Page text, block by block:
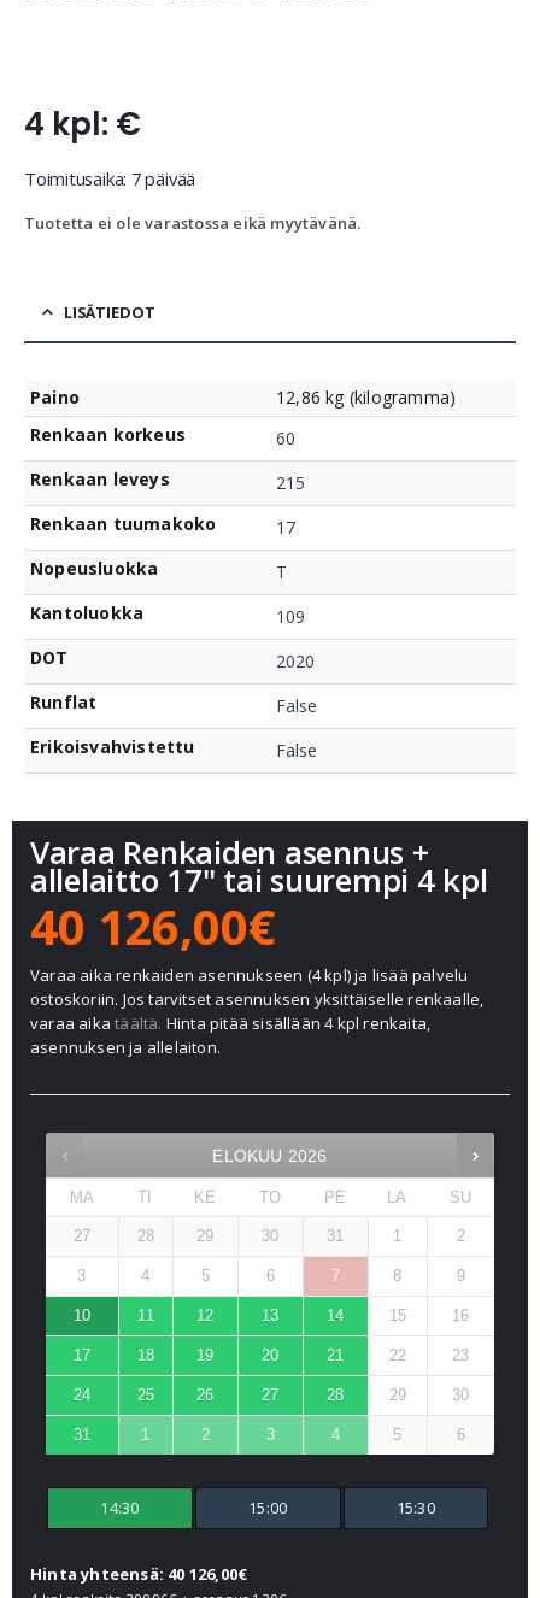
4 kpl: €
Toimitusaika: 7 päivää
Tuotetta ei ole varastossa eikä myytävänä.
LISÄTIEDOT
Paino
12,86 kg (kilogramma)
Renkaan korkeus
60
Renkaan leveys
215
Renkaan tuumakoko
17
Nopeusluokka
T
Kantoluokka
109
DOT
2020
Runflat
False
Erikoisvahvistettu
False
Varaa Renkaiden asennus +
allelaitto 17" tai suurempi 4 kpl
40 126,00€
Varaa aika renkaiden asennukseen (4 kpl) ja lisää palvelu
ostoskoriin. Jos tarvitset asennuksen yksittäiselle renkaalle,
varaa aikatäältä. Hinta pitää sisällään 4 kpl renkaita,
asennuksen ja allelaiton.
ELOKUU 2026
MA TI KE TO PE LA SU
27 28 29 30 31 1 2
3 4 5 6 7 8 9
10 11 12 13 14 15 16
17 18 19 20 21 22 23
24 25 26 27 28 29 30
31 1 2 3 4 5 6
14:30 15:00 15:30
Hinta yhteensä: 40 126,00€